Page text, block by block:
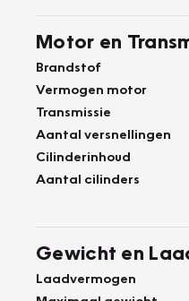
Motor en
Brandstof
Vermogen motor
Transmissie
Aantal versnellingen
Cilinderinhoud
Aantal cilinders
Gewicht en
Laadvermogen